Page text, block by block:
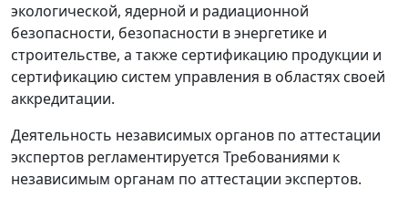
экологической, ядерной и радиационной
безопасности, безопасности в энергетике и
строительстве, а также сертификацию продукции и
сертификацию систем управления в областях своей
аккредитации.
Деятельность независимых органов по аттестации
экспертов регламентируется Требованиями к
независимым органам по аттестации экспертов.